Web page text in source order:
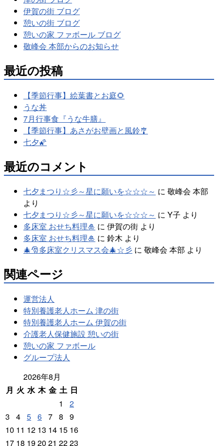
伊賀の街 ブログ
憩いの街 ブログ
憩いの家 ファボール ブログ
敬峰会 本部からのお知らせ
最近の投稿
【季節行事】絵葉書とお庭🌻
うな丼
7月行事食『うな牛膳』
【季節行事】あさがお壁画と風鈴🎐
七夕🌠
最近のコメント
七夕まつり☆彡～星に願いを☆☆☆～ に 敬峰会 本部
より
七夕まつり☆彡～星に願いを☆☆☆～ に Y子 より
多床室 おせち料理🎍 に 伊賀の街 より
多床室 おせち料理🎍 に 鈴木 より
🎄🎅多床室クリスマス会🎄☆彡 に 敬峰会 本部 より
関連ページ
運営法人
特別養護老人ホーム 津の街
特別養護老人ホーム 伊賀の街
介護老人保健施設 憩いの街
憩いの家 ファボール
グループ法人
2026年8月
月 火 水 木 金 土 日
1
2
3
4 5 6 7 8
9
10 11 12 13 14 15 16
17 18 1920 21 2223